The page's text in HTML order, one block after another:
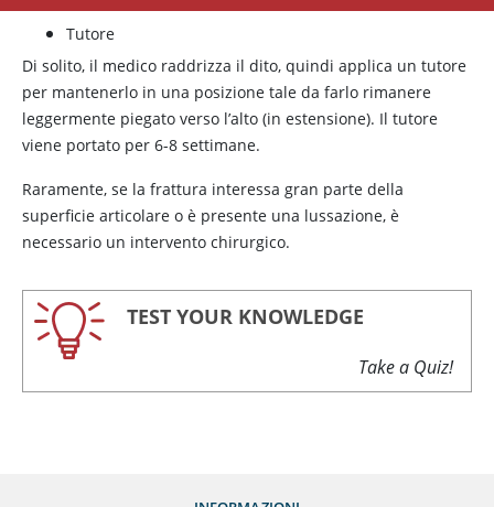
Tutore
Di solito, il medico raddrizza il dito, quindi applica un tutore
per mantenerlo in una posizione tale da farlo rimanere
leggermente piegato verso l’alto (in estensione). Il tutore
viene portato per 6-8 settimane.
Raramente, se la frattura interessa gran parte della
superficie articolare o è presente una lussazione, è
necessario un intervento chirurgico.
TEST YOUR KNOWLEDGE
Take a Quiz!